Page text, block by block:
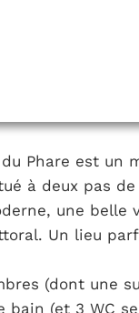
du Phare est un
à deux pas
une belle
Un lieu
(dont une
bain (et 3 WC